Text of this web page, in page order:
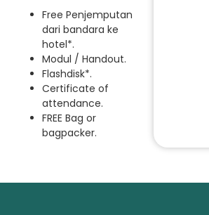
Free Penjemputan
dari bandara ke
hotel*.
Modul / Handout.
Flashdisk*.
Certificate of
attendance.
FREE Bag or
bagpacker.